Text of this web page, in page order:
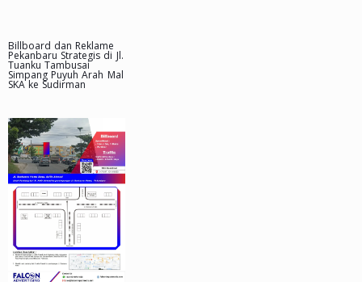
Billboard dan Reklame
Pekanbaru Strategis di Jl.
Tuanku Tambusai
Simpang Puyuh Arah Mal
SKA ke Sudirman